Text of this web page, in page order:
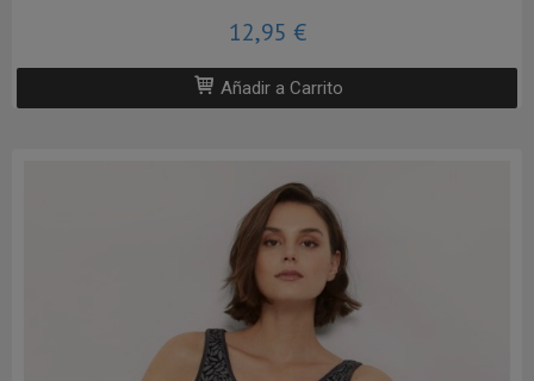
12,95 €
Añadir a Carrito